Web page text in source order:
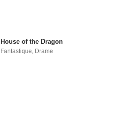
House of the Dragon
Fantastique, Drame